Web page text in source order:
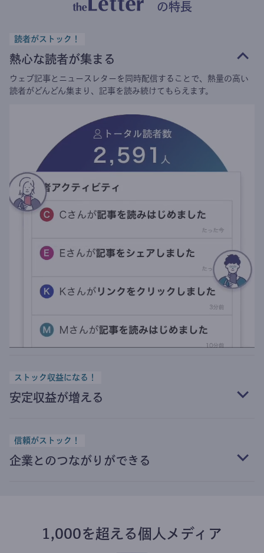
の特長
読者がストック！
熱心な読者が集まる
ウェブ記事とニュースレターを同時配信することで、熱量の高い
読者がどんどん集まり、記事を読み続けてもらえます。
ストック収益になる！
安定収益が増える
信頼がストック！
企業とのつながりができる
1,000を超える個人メディア